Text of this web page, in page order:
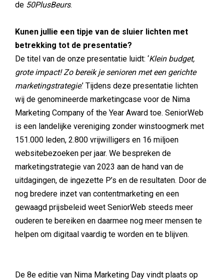
de 50PlusBeurs.
Kunen jullie een tipje van de sluier lichten met
betrekking tot de presentatie?
De titel van de onze presentatie luidt: ‘Klein budget,
grote impact! Zo bereik je senioren met een gerichte
marketingstrategie.’ Tijdens deze presentatie lichten
wij de genomineerde marketingcase voor de Nima
Marketing Company of the Year Award toe. SeniorWeb
is een landelijke vereniging zonder winstoogmerk met
151.000 leden, 2.800 vrijwilligers en 16 miljoen
websitebezoeken per jaar. We bespreken de
marketingstrategie van 2023 aan de hand van de
uitdagingen, de ingezette P’s en de resultaten. Door de
nog bredere inzet van contentmarketing en een
gewaagd prijsbeleid weet SeniorWeb steeds meer
ouderen te bereiken en daarmee nog meer mensen te
helpen om digitaal vaardig te worden en te blijven.
De 8e editie van Nima Marketing Day vindt plaats op